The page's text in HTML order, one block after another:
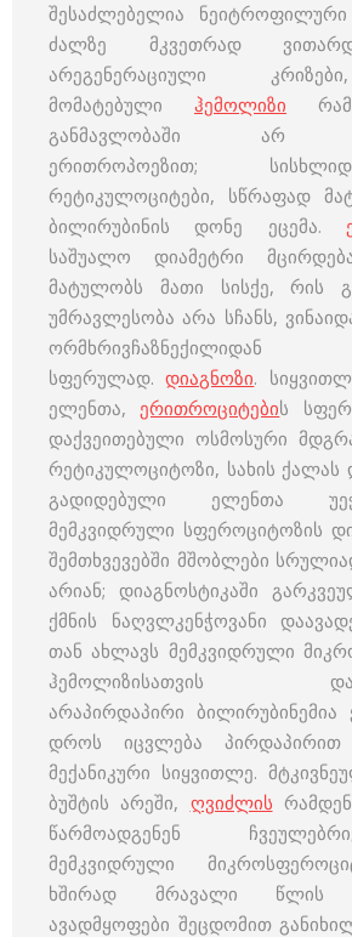
შესაძლებელია ნეიტროფილური
ძალზე მკვეთრად
არეგენერაციული
მომატებული ჰემოლიზი
განმავლობაში არ
ერითროპოეზით;
რეტიკულოციტები, სწრაფად
ბილირუბინის დონე ეცემა.
საშუალო დიამეტრი
მატულობს მათი სისქე, რის
უმრავლესობა არა სჩანს,
ორმხრივჩაზნექილიდან
სფერულად.დიაგნოზი.
ელენთა,ერითროციტების
დაქვეითებული ოსმოსური
რეტიკულოციტოზი, სახის ქალას
გადიდებული ელენთა
მემკვიდრული სფეროციტოზის
შემთხვევებში მშობლები
არიან; დიაგნოსტიკაში
ქმნის ნაღვლკენჭოვანი
თან ახლავს მემკვიდრული
ჰემოლიზისათვის
არაპირდაპირი
დროს იცვლება
მექანიკური სიყვითლე.
ბუშტის არეში, ღვიძლის
წარმოადგენენ
მემკვიდრული
ხშირად მრავალი წლის
ავადმყოფები შეცდომით